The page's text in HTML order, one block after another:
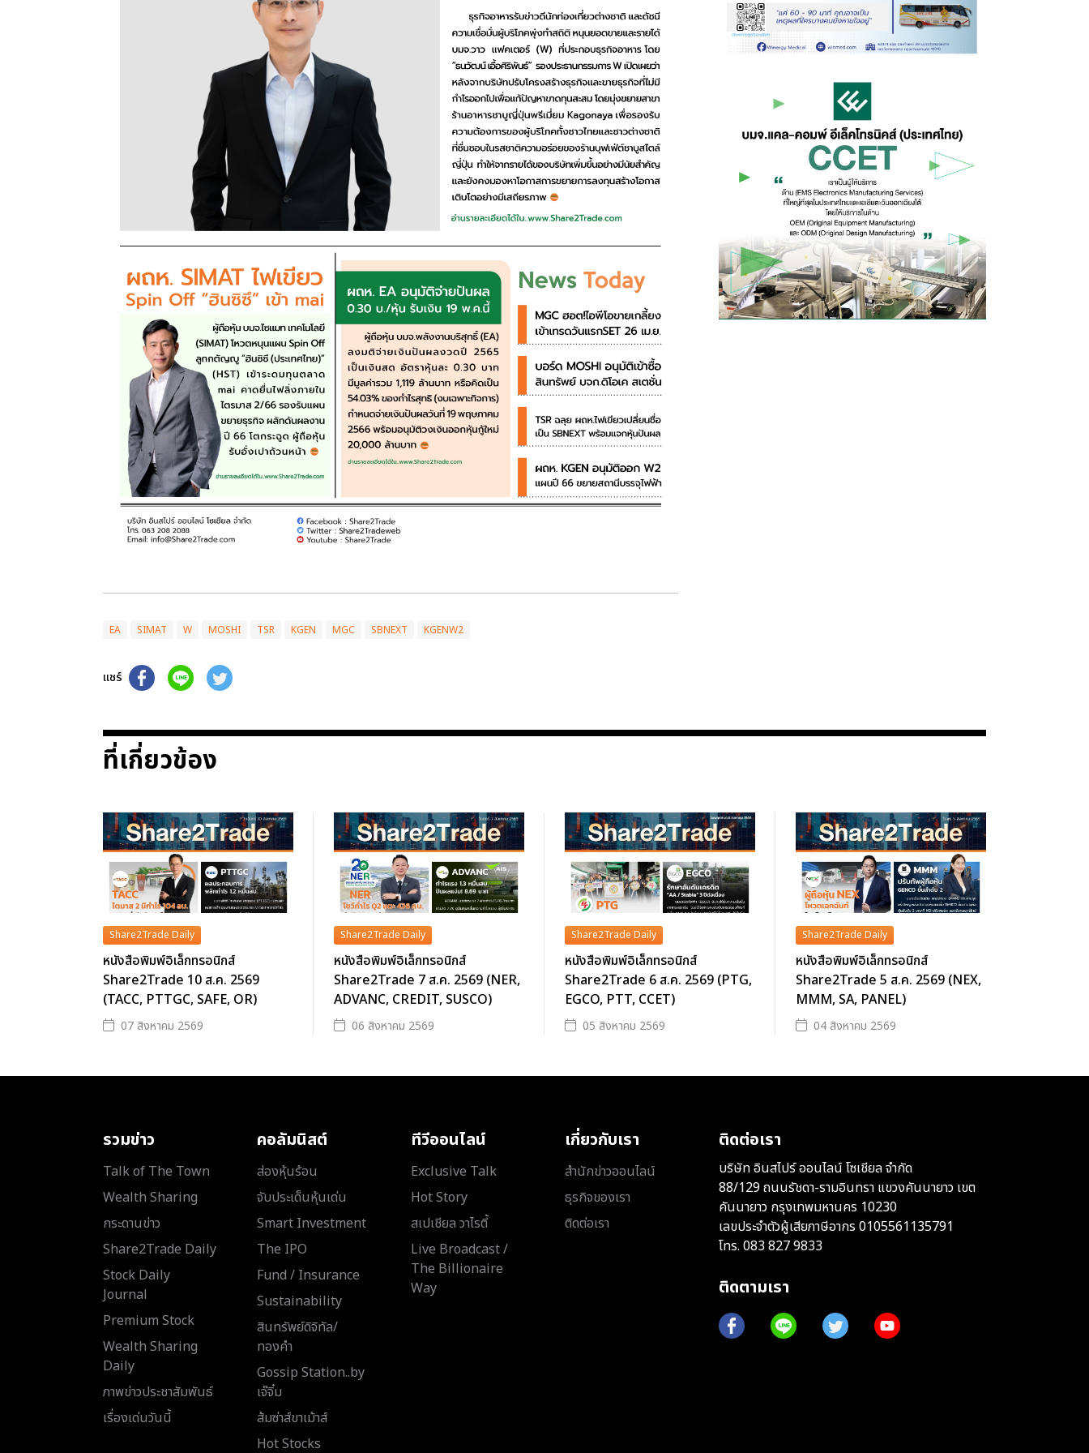
EA SIMAT W MOSHI TSR KGEN MGC SBNEXT KGENW2
แชร์
ที่เกี่ยวข้อง
Share2Trade Daily
หนังสือพิมพ์อิเล็กทรอนิกส์
Share2Trade 10 ส.ค. 2569
(TACC, PTTGC, SAFE, OR)
07 สิงหาคม 2569
Share2Trade Daily
หนังสือพิมพ์อิเล็กทรอนิกส์
Share2Trade 7 ส.ค. 2569 (NER,
ADVANC, CREDIT, SUSCO)
06 สิงหาคม 2569
Share2Trade Daily
หนังสือพิมพ์อิเล็กทรอนิกส์
Share2Trade 6 ส.ค. 2569 (PTG,
EGCO, PTT, CCET)
05 สิงหาคม 2569
Share2Trade Daily
หนังสือพิมพ์อิเล็กทรอนิกส์
Share2Trade 5 ส.ค. 2569 (NEX,
MMM, SA, PANEL)
04 สิงหาคม 2569
รวมข่าว
Talk of The Town
Wealth Sharing
กระดานข่าว
Share2Trade Daily
Stock Daily
Journal
Premium Stock
Wealth Sharing
Daily
ภาพข่าวประชาสัมพันธ์
เรื่องเด่นวันนี้
คอลัมนิสต์
ส่องหุ้นร้อน
จับประเด็นหุ้นเด่น
Smart Investment
The IPO
Fund / Insurance
Sustainability
สินทรัพย์ดิจิทัล/
ทองคำ
Gossip Station..by
เจ๊จิ๋ม
ส้มซ่าส์ขาเม้าส์
Hot Stocks
ทีวีออนไลน์
Exclusive Talk
Hot Story
สเปเชียล วาไรตี้
Live Broadcast /
The Billionaire
Way
เกี่ยวกับเรา
สำนักข่าวออนไลน์
ธุรกิจของเรา
ติดต่อเรา
ติดต่อเรา
บริษัท อินสไปร์ ออนไลน์ โซเชียล จำกัด
88/129 ถนนรัชดา-รามอินทรา แขวงคันนายาว เขต
คันนายาว กรุงเทพมหานคร 10230
เลขประจำตัวผู้เสียภาษีอากร 0105561135791
โทร. 083 827 9833
ติดตามเรา